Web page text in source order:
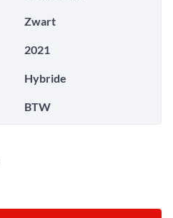
Zwart
2021
Hybride
BTW